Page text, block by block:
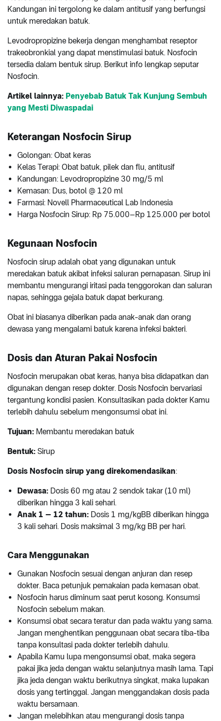
Kandungan ini tergolong ke dalam antitusif yang berfungsi
untuk meredakan batuk.
Levodropropizine bekerja dengan menghambat reseptor
trakeobronkial yang dapat menstimulasi batuk. Nosfocin
tersedia dalam bentuk sirup. Berikut info lengkap seputar
Nosfocin.
Artikel lainnya: Penyebab Batuk Tak Kunjung Sembuh
yang Mesti Diwaspadai
Keterangan Nosfocin Sirup
Golongan: Obat keras
Kelas Terapi: Obat batuk, pilek dan flu, antitusif
Kandungan: Levodropropizine 30 mg/5 ml
Kemasan: Dus, botol @ 120 ml
Farmasi: Novell Pharmaceutical Lab Indonesia
Harga Nosfocin Sirup: Rp 75.000–Rp 125.000 per botol
Kegunaan Nosfocin
Nosfocin sirup adalah obat yang digunakan untuk
meredakan batuk akibat infeksi saluran pernapasan. Sirup ini
membantu mengurangi iritasi pada tenggorokan dan saluran
napas, sehingga gejala batuk dapat berkurang.
Obat ini biasanya diberikan pada anak-anak dan orang
dewasa yang mengalami batuk karena infeksi bakteri.
Dosis dan Aturan Pakai Nosfocin
Nosfocin merupakan obat keras, hanya bisa didapatkan dan
digunakan dengan resep dokter. Dosis Nosfocin bervariasi
tergantung kondisi pasien. Konsultasikan pada dokter Kamu
terlebih dahulu sebelum mengonsumsi obat ini.
Tujuan: Membantu meredakan batuk
Bentuk: Sirup
Dosis Nosfocin sirup yang direkomendasikan:
Dewasa: Dosis 60 mg atau 2 sendok takar (10 ml)
diberikan hingga 3 kali sehari.
Anak 1 – 12 tahun: Dosis 1 mg/kgBB diberikan hingga
3 kali sehari. Dosis maksimal 3 mg/kg BB per hari.
Cara Menggunakan
Gunakan Nosfocin sesuai dengan anjuran dan resep
dokter. Baca petunjuk pemakaian pada kemasan obat.
Nosfocin harus diminum saat perut kosong. Konsumsi
Nosfocin sebelum makan.
Konsumsi obat secara teratur dan pada waktu yang sama.
Jangan menghentikan penggunaan obat secara tiba-tiba
tanpa konsultasi pada dokter terlebih dahulu.
Apabila Kamu lupa mengonsumsi obat, maka segera
pakai jika jeda dengan waktu selanjutnya masih lama. Tapi
jika jeda dengan waktu berikutnya singkat, maka lupakan
dosis yang tertinggal. Jangan menggandakan dosis pada
waktu bersamaan.
Jangan melebihkan atau mengurangi dosis tanpa